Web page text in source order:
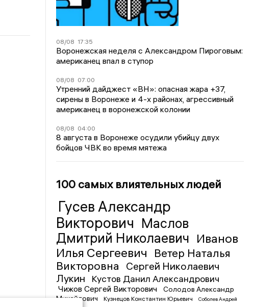
08/08 17:35
Воронежская неделя с Александром Пироговым:
американец впал в ступор
08/08 07:00
Утренний дайджест «ВН»: опасная жара +37,
сирены в Воронеже и 4-х районах, агрессивный
американец в воронежской колонии
08/08 04:00
8 августа в Воронеже осудили убийцу двух
бойцов ЧВК во время мятежа
100 самых влиятельных людей
Гусев Александр
Викторович Маслов
Дмитрий Николаевич Иванов
Илья Сергеевич
Ветер Наталья
Викторовна
Сергей Николаевич
Лукин
Кустов Данил Александрович
Чижов Сергей Викторович
Солодов Александр
Михайлович
Кузнецов Константин Юрьевич
Соболев Андрей